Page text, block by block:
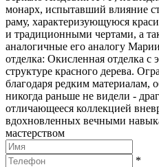
монарх, испытавший влияние
раму, характеризующуюся
и традиционными чертами, а
аналогичные его аналогу
отделка: Окисленная отделка
структуре красного дерева.
благодаря редким материалам,
никогда раньше не видели -
отличающееся коллекцией
вдохновленных вечными
мастерством
*